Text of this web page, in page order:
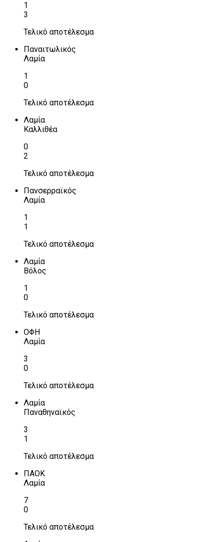
1
3
Τελικό αποτέλεσμα
Παναιτωλικός
Λαμία
1
0
Τελικό αποτέλεσμα
Λαμία
Καλλιθέα
0
2
Τελικό αποτέλεσμα
Πανσερραϊκός
Λαμία
1
1
Τελικό αποτέλεσμα
Λαμία
Βόλος
1
0
Τελικό αποτέλεσμα
ΟΦΗ
Λαμία
3
0
Τελικό αποτέλεσμα
Λαμία
Παναθηναϊκός
3
1
Τελικό αποτέλεσμα
ΠΑΟΚ
Λαμία
7
0
Τελικό αποτέλεσμα